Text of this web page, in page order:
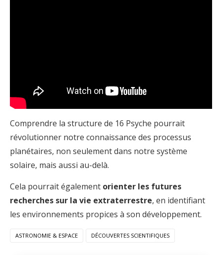
Comprendre la structure de 16 Psyche pourrait
révolutionner notre connaissance des processus
planétaires, non seulement dans notre système
solaire, mais aussi au-delà.
Cela pourrait également orienter les futures
recherches sur la vie extraterrestre, en identifiant
les environnements propices à son développement.
ASTRONOMIE & ESPACE DÉCOUVERTES SCIENTIFIQUES